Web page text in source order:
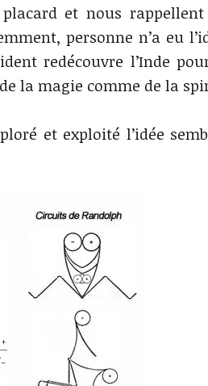
et nous rappellent
personne n’a eu
redécouvre l’Inde
la magie comme de la
et exploité l’idée